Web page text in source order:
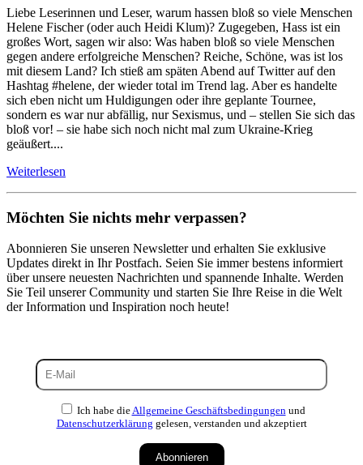
Liebe Leserinnen und Leser, warum hassen bloß so viele Menschen
Helene Fischer (oder auch Heidi Klum)? Zugegeben, Hass ist ein
großes Wort, sagen wir also: Was haben bloß so viele Menschen
gegen andere erfolgreiche Menschen? Reiche, Schöne, was ist los
mit diesem Land? Ich stieß am späten Abend auf Twitter auf den
Hashtag #helene, der wieder total im Trend lag. Aber es handelte
sich eben nicht um Huldigungen oder ihre geplante Tournee,
sondern es war nur abfällig, nur Sexismus, und – stellen Sie sich das
bloß vor! – sie habe sich noch nicht mal zum Ukraine-Krieg
geäußert....
Weiterlesen
Möchten Sie nichts mehr verpassen?
Abonnieren Sie unseren Newsletter und erhalten Sie exklusive
Updates direkt in Ihr Postfach. Seien Sie immer bestens informiert
über unsere neuesten Nachrichten und spannende Inhalte. Werden
Sie Teil unserer Community und starten Sie Ihre Reise in die Welt
der Information und Inspiration noch heute!
Ich habe die Allgemeine Geschäftsbedingungen und
Datenschutzerklärung gelesen, verstanden und akzeptiert
Abonnieren